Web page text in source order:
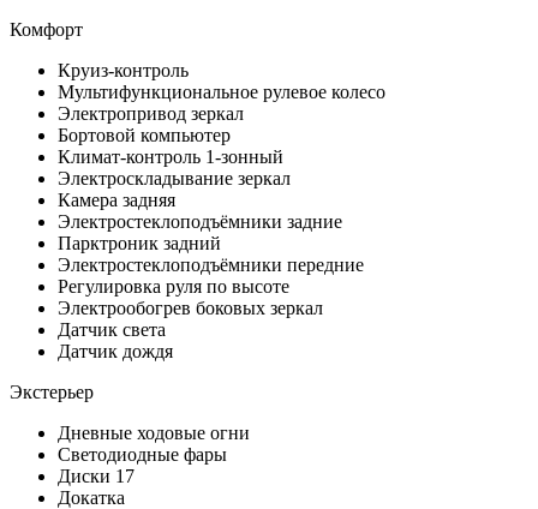
Комфорт
Круиз-контроль
Мультифункциональное рулевое колесо
Электропривод зеркал
Бортовой компьютер
Климат-контроль 1-зонный
Электроскладывание зеркал
Камера задняя
Электростеклоподъёмники задние
Парктроник задний
Электростеклоподъёмники передние
Регулировка руля по высоте
Электрообогрев боковых зеркал
Датчик света
Датчик дождя
Экстерьер
Дневные ходовые огни
Светодиодные фары
Диски 17
Докатка